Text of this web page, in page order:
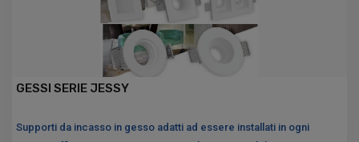
GESSI SERIE JESSY
Supporti da incasso in gesso adatti ad essere installati in ogni